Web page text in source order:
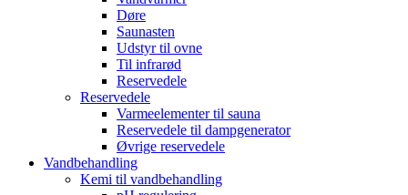
Døre
Saunasten
Udstyr til ovne
Til infrarød
Reservedele
Reservedele
Varmeelementer til sauna
Reservedele til dampgenerator
Øvrige reservedele
Vandbehandling
Kemi til vandbehandling